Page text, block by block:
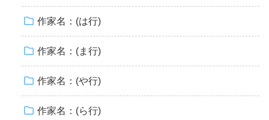
作家名：(は行)
作家名：(ま行)
作家名：(や行)
作家名：(ら行)